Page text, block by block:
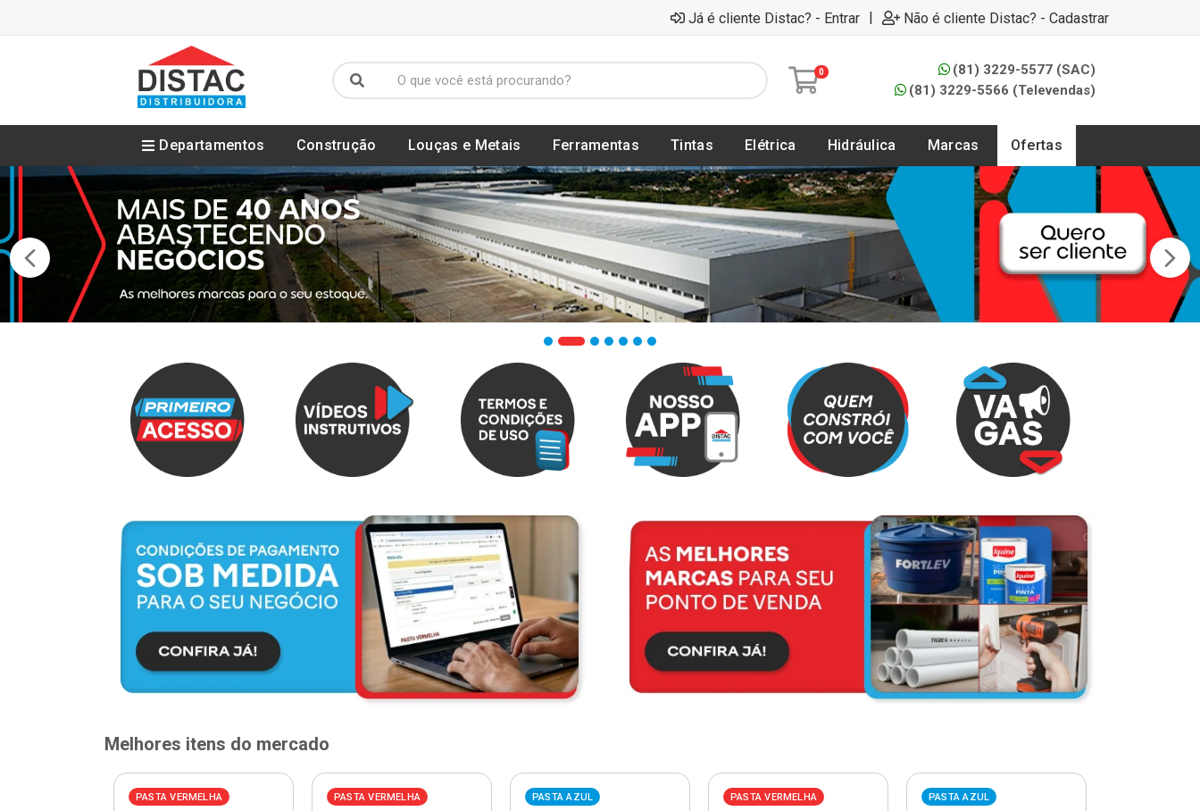
Já é cliente Distac? - Entrar | Não é cliente Distac? - Cadastrar
0
(81) 3229-5577 (SAC)
(81) 3229-5566 (Televendas)
Departamentos Construção Louças e Metais Ferramentas Tintas Elétrica Hidráulica Marcas Ofertas
Melhores itens do mercado
PASTA VERMELHA PASTA VERMELHA PASTA AZUL PASTA VERMELHA PASTA AZUL